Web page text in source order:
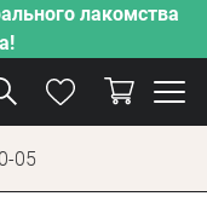
лакомства
05